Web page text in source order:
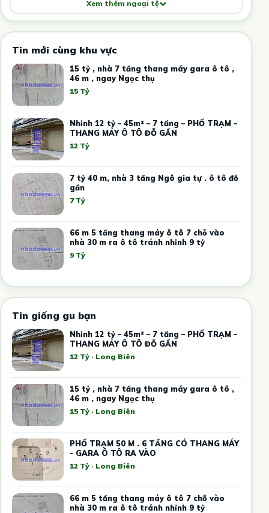
Xem thêm ngoại tệ
Tin mới cùng khu vực
15 tỷ , nhà 7 tầng thang máy gara ô tô ,
46 m , ngay Ngọc thụ
15 Tỷ
Nhỉnh 12 tỷ – 45m² – 7 tầng – PHỐ TRẠM –
THANG MÁY Ô TÔ ĐỖ GẦN
12 Tỷ
7 tỷ 40 m, nhà 3 tầng Ngô gia tự . ô tô đỗ
gần
7 Tỷ
66 m 5 tầng thang máy ô tô 7 chỗ vào
nhà 30 m ra ô tô tránh nhỉnh 9 tỷ
9 Tỷ
Tin giống gu bạn
Nhỉnh 12 tỷ – 45m² – 7 tầng – PHỐ TRẠM –
THANG MÁY Ô TÔ ĐỖ GẦN
12 Tỷ · Long Biên
15 tỷ , nhà 7 tầng thang máy gara ô tô ,
46 m , ngay Ngọc thụ
15 Tỷ · Long Biên
PHỐ TRẠM 50 M . 6 TẦNG CÓ THANG MÁY
- GARA Ô TÔ RA VÀO
12 Tỷ · Long Biên
66 m 5 tầng thang máy ô tô 7 chỗ vào
nhà 30 m ra ô tô tránh nhỉnh 9 tỷ